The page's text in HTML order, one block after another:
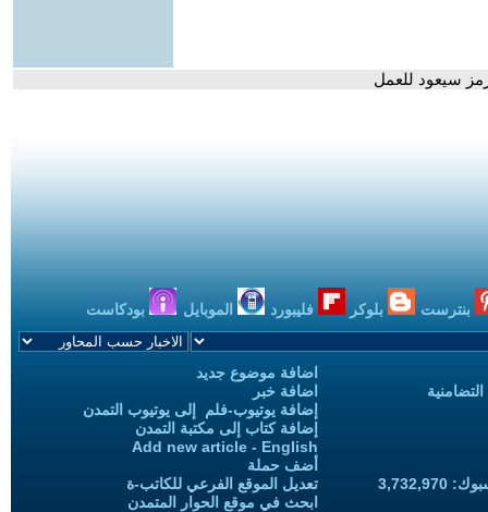
سيعود للعمل
بنترست بلوكر فليبورد الموبايل بودكاست
اضافة موضوع جديد
اضافة خبر
إضافة يوتيوب-فلم إلى يوتيوب التمدن
إضافة كتاب إلى مكتبة التمدن
Add new article - English
أضف حملة
تعديل الموقع الفرعي للكاتب-ة
ابحث في موقع الحوار المتمدن